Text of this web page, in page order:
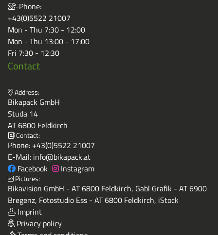
-Phone:
+43(0)5522 21007
Mon - Thu 7:30 - 12:00
Mon - Thu 13:00 - 17:00
Fri 7:30 - 12:30
Contact
Address:
Bikapack GmbH
Studa 14
AT 6800 Feldkirch
Contact:
Phone: +43(0)5522 21007
E-Mail: info@bikapack.at
Facebook
Instagram
Pictures:
Bikavision GmbH - AT 6800 Feldkirch, Gabl Grafik - AT 6900
Bregenz, Fotostudio Ess - AT 6800 Feldkirch, iStock
Imprint
Privacy policy